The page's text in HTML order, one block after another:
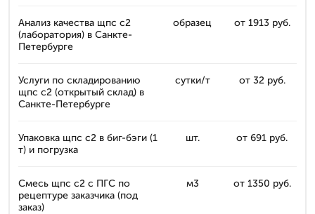
Анализ качества щпс с2
(лаборатория) в Санкте-
Петербурге
образец от 1913 руб.
Услуги по складированию
щпс с2 (открытый склад) в
Санкте-Петербурге
сутки/т от 32 руб.
Упаковка щпс с2 в биг-бэги (1
т) и погрузка
шт. от 691 руб.
Смесь щпс с2 с ПГС по
рецептуре заказчика (под
заказ)
м3 от 1350 руб.